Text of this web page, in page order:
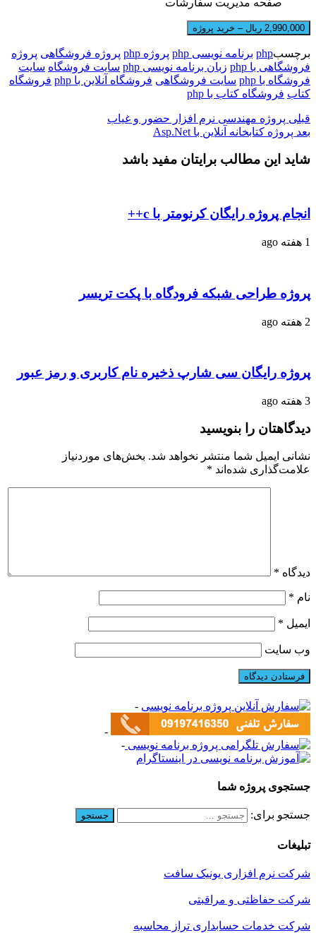
صفحه مدیریت سفارشات
2,990,000 ریال – خرید پروژه
برچسبphp برنامه نویسی php پروژه php پروژه فروشگاهی پروژه
فروشگاهی با php
زبان برنامه نویسی php سایت فروشگاه سایت
فروشگاه با php
سایت فروشگاهی فروشگاه آنلاین با php
فروشگاه
کتاب فروشگاه کتاب با php
قبلی پروژه مهندسی نرم افزار حضور و غیاب
بعد پروژه کتابخانه آنلاین با Asp.Net
شاید این مطالب برایتان مفید باشد
انجام پروژه رایگان کرنومتر با c++
1 هفته ago
پروژه طراحی شبکه فرودگاه با پکت تریسر
2 هفته ago
پروژه رایگان سی شارپ ذخیره نام کاربری و رمز عبور
3 هفته ago
دیدگاهتان را بنویسید
نشانی ایمیل شما منتشر نخواهد شد. بخش‌های موردنیاز
علامت‌گذاری شده‌اند *
دیدگاه *
نام *
ایمیل *
وب‌ سایت
-
-
-
جستجوی پروژه شما
جستجو برای:
تبلیغات
شرکت نرم افزاری یونیک سافت
شرکت حفاظتی و مراقبتی
شرکت خدمات حسابداری تراز محاسبه